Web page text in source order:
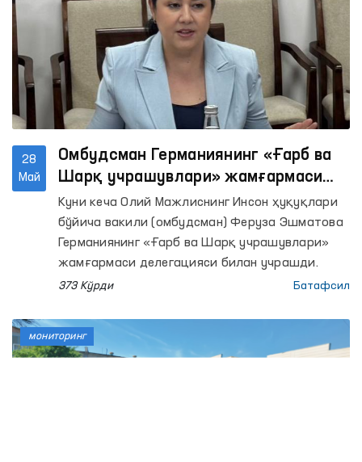
ортиқ ўқувчи иштирок этди.
28
Май
Омбудсман Германиянинг «Ғарб ва
Шарқ учрашувлари» жамғармаси
делегацияси билан ҳамкорлик
истиқболларини муҳокама қилди
Куни кеча Олий Мажлиснинг Инсон ҳуқуқлари
бўйича вакили (омбудсман) Феруза Эшматова
Германиянинг «Ғарб ва Шарқ учрашувлари»
жамғармаси делегацияси билан учрашди.
373 Кўрди Батафсил
мониторинг